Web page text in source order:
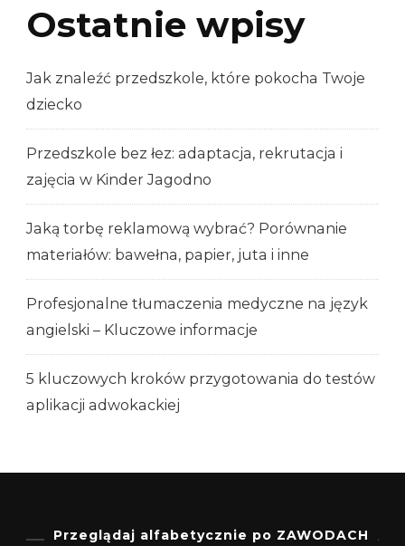
Ostatnie wpisy
Jak znaleźć przedszkole, które pokocha Twoje
dziecko
Przedszkole bez łez: adaptacja, rekrutacja i
zajęcia w Kinder Jagodno
Jaką torbę reklamową wybrać? Porównanie
materiałów: bawełna, papier, juta i inne
Profesjonalne tłumaczenia medyczne na język
angielski – Kluczowe informacje
5 kluczowych kroków przygotowania do testów
aplikacji adwokackiej
Przeglądaj alfabetycznie po ZAWODACH